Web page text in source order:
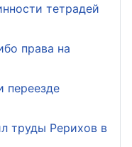
тетрадей
права на
труды Рерихов в